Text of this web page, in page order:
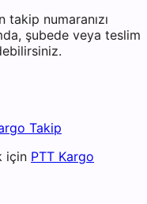
takip numaranızı
şubede veya teslim
Takip
için PTT Kargo